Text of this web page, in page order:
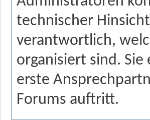
technischer
verantwortlich,
organisiert sind.
erste
Forums auftritt.